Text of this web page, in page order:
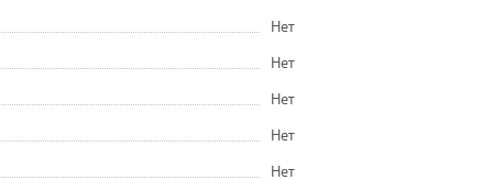
Нет
Нет
Нет
Нет
Нет